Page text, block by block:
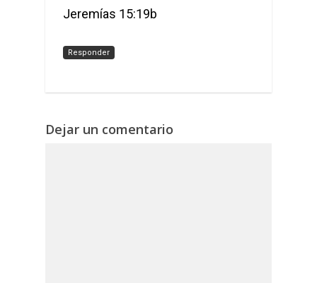
Jeremías 15:19b
Responder
Dejar un comentario